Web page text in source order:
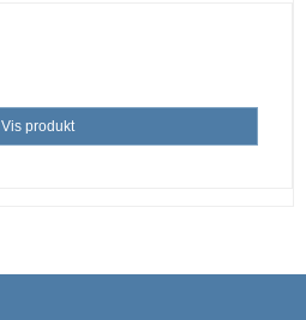
Vis produkt